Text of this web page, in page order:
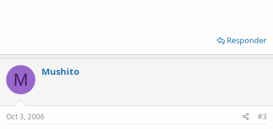
Responder
M Mushito
Oct 3, 2006 #3